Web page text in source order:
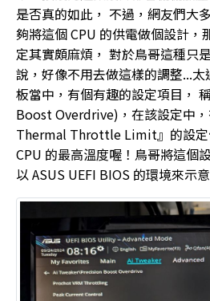
是否真的如此， 不過，網友們大
夠將這個 CPU 的供電做個設計，
定其實頗麻煩， 對於鳥哥這種只
說，好像不用去做這樣的調整...
板當中，有個有趣的設定項目，
Boost Overdrive)，在該設定中
Thermal Throttle Limit』的設定
CPU 的最高溫度喔！鳥哥將這個
以 ASUS UEFI BIOS 的環境來示